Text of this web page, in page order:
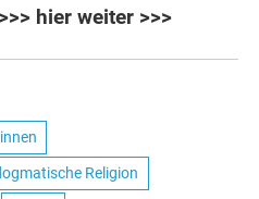
>>> hier weiter >>>
Religion